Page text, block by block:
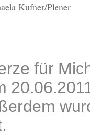
Kufner/Plener
für